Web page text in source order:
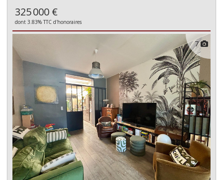
325 000 €
dont 3.83% TTC d'honoraires
7